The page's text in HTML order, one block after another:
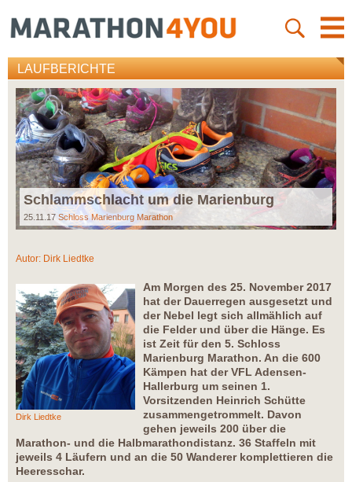
LAUFBERICHTE
Schlammschlacht um die Marienburg
25.11.17 Schloss Marienburg Marathon
Autor: Dirk Liedtke
Dirk Liedtke
Am Morgen des 25. November 2017
hat der Dauerregen ausgesetzt und
der Nebel legt sich allmählich auf
die Felder und über die Hänge. Es
ist Zeit für den 5. Schloss
Marienburg Marathon. An die 600
Kämpen hat der VFL Adensen-
Hallerburg um seinen 1.
Vorsitzenden Heinrich Schütte
zusammengetrommelt. Davon
gehen jeweils 200 über die
Marathon- und die Halbmarathondistanz. 36 Staffeln mit
jeweils 4 Läufern und an die 50 Wanderer komplettieren die
Heeresschar.